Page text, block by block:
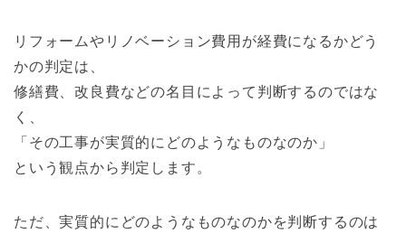
リフォームやリノベーション費用が経費になるかどう
かの判定は、
修繕費、改良費などの名目によって判断するのではな
く、
「その工事が実質的にどのようなものなのか」
という観点から判定します。
ただ、実質的にどのようなものなのかを判断するのは